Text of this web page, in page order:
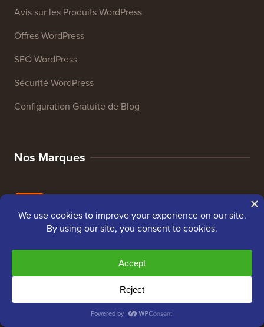
Avis sur les Produits WordPress
Offres WordPress
SEO WordPress
Sécurité WordPress
Configuration Gratuite de Blog
Nos Marques
À propos de WPBeginner®
gratuit pour les débutants. WPBeginner a été fondé en
juillet 2009 parSyed Balkhi. L'objectif principal de ce
site est de fournir des tutoriels WordPress de haute
qualité et d'autres ressources de formation pour aider